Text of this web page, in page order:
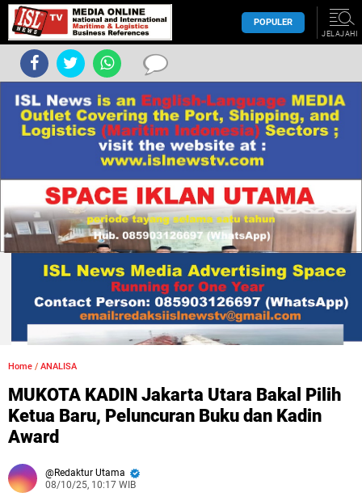
POPULER
JELAJAHI
Home / ANALISA
MUKOTA KADIN Jakarta Utara Bakal Pilih
Ketua Baru, Peluncuran Buku dan Kadin
Award
Redaktur Utama
08/10/25, 10:17 WIB